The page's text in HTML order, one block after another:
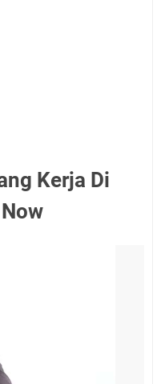
Kerja Di